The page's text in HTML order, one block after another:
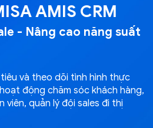
AMIS CRM
- Nâng cao năng suất
và theo dõi tình hình thực
động chăm sóc khách hàng,
viên, quản lý đội sales đi thị